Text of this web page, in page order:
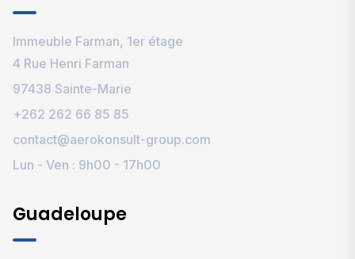
Immeuble Farman, 1er étage
4 Rue Henri Farman
97438 Sainte-Marie
+262 262 66 85 85
contact@aerokonsult-group.com
Lun - Ven : 9h00 - 17h00
Guadeloupe